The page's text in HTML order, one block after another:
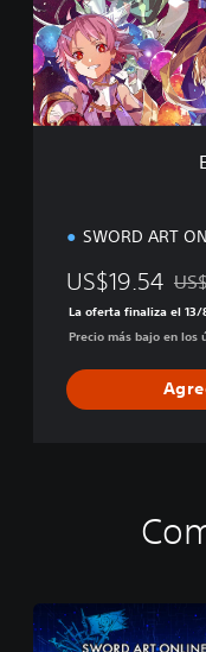
:
L
a
s
t
R
n
D
e
l
u
x
SWORD ART
US$19.54
La oferta finaliza el 13/
Precio más bajo en los